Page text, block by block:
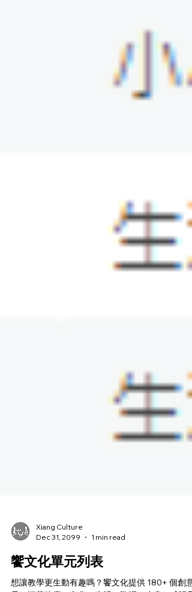
Dec 31, 2099
1 min read
饗文化單元列表